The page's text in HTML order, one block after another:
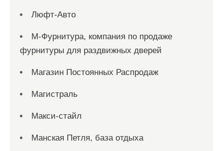
Люфт-Авто
М-Фурнитура, компания по продаже
фурнитуры для раздвижных дверей
Магазин Постоянных Распродаж
Магистраль
Макси-стайл
Манская Петля, база отдыха